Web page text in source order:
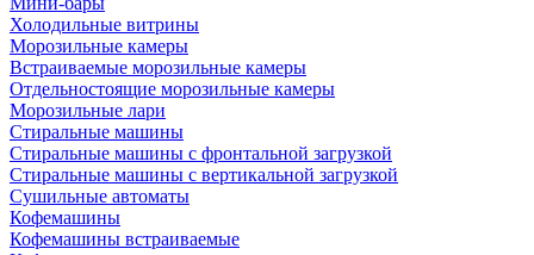
Холодильные витрины
Морозильные камеры
Встраиваемые морозильные камеры
Отдельностоящие морозильные камеры
Морозильные лари
Стиральные машины
Стиральные машины с фронтальной загрузкой
Стиральные машины с вертикальной загрузкой
Сушильные автоматы
Кофемашины
Кофемашины встраиваемые